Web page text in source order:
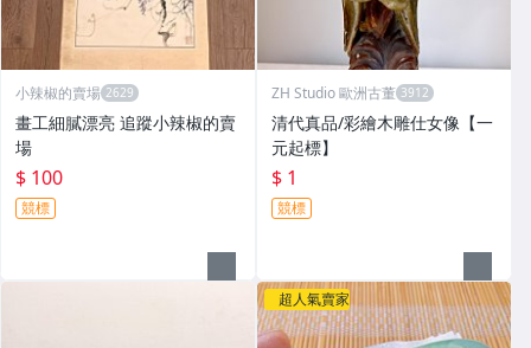
小辣椒的賣場
畫工細膩漂亮 追蹤小辣椒的賣
場
$ 100
競標
ZH Studio 歐洲古董
清代真品/彩繪木雕仕女像【一
元起標】
$ 1
競標
超人氣賣家